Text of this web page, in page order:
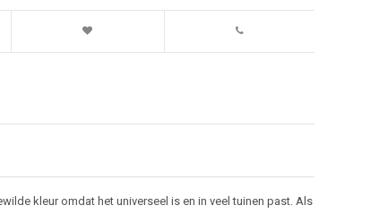
kleur omdat het universeel is en in veel tuinen past. Als